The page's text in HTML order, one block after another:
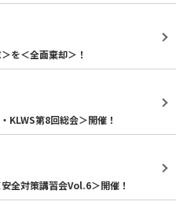
を＜全面棄却＞！
KLWS第8回総会＞開催！
全対策講習会Vol.6＞開催！